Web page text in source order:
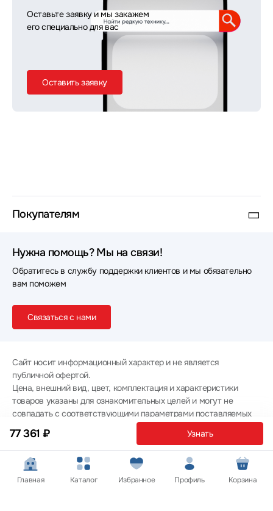
77 361 ₽ Узнать
Оставьте заявку и мы закажем
его специально для вас
Оставить заявку
Покупателям
Нужна помощь? Мы на связи!
Обратитесь в службу поддержки клиентов и мы обязательно
вам поможем
Связаться с нами
Сайт носит информационный характер и не является
публичной офертой.
Цена, внешний вид, цвет, комплектация и характеристики
товаров указаны для ознакомительных целей и могут не
совпадать с соответствующими параметрами поставляемых
товаров - уточняйте информацию у менеджера при
оформлении заказа.
Политика конфиденциальности
© 2012 — 2026 ООО «Эпл Тэк»
Главная Каталог Избранное Профиль Корзина